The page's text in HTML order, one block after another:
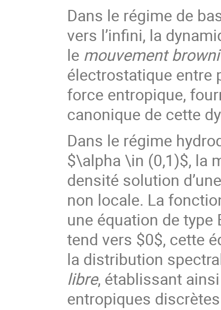
Dans le régime de
vers l’infini, la
le mouvement
électrostatique entre
force entropique,
canonique de cette
Dans le régime
$\alpha \in (0,1)$, la
densité solution
non locale. La
une équation de
tend vers $0$, cette
la distribution
libre, établissant
entropiques